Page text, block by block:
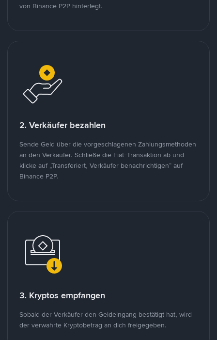
von Binance P2P hinterlegt.
2. Verkäufer bezahlen
Sende Geld über die vorgeschlagenen Zahlungsmethoden
an den Verkäufer. Schließe die Fiat-Transaktion ab und
klicke auf „Transferiert, Verkäufer benachrichtigen“ auf
Binance P2P.
3. Kryptos empfangen
Sobald der Verkäufer den Geldeingang bestätigt hat, wird
der verwahrte Kryptobetrag an dich freigegeben.